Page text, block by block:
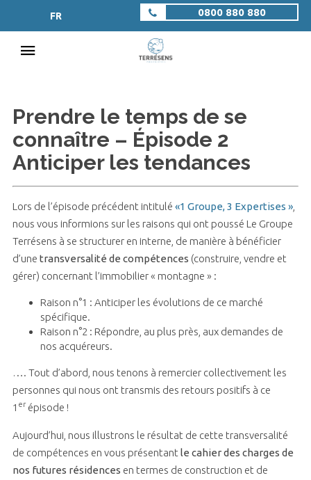
FR 0800 880 880
Prendre le temps de se
connaître – Épisode 2
Anticiper les tendances
Lors de l’épisode précédent intitulé «1 Groupe, 3 Expertises »,
nous vous informions sur les raisons qui ont poussé Le Groupe
Terrésens à se structurer en interne, de manière à bénéficier
d’une transversalité de compétences (construire, vendre et
gérer) concernant l’immobilier « montagne » :
Raison n°1 : Anticiper les évolutions de ce marché
spécifique.
Raison n°2 : Répondre, au plus près, aux demandes de
nos acquéreurs.
…. Tout d’abord, nous tenons à remercier collectivement les
personnes qui nous ont transmis des retours positifs à ce
1 erépisode !
Aujourd’hui, nous illustrons le résultat de cette transversalité
de compétences en vous présentant le cahier des charges de
nos futures résidences en termes de construction et de